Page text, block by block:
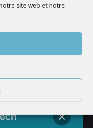
site web et notre